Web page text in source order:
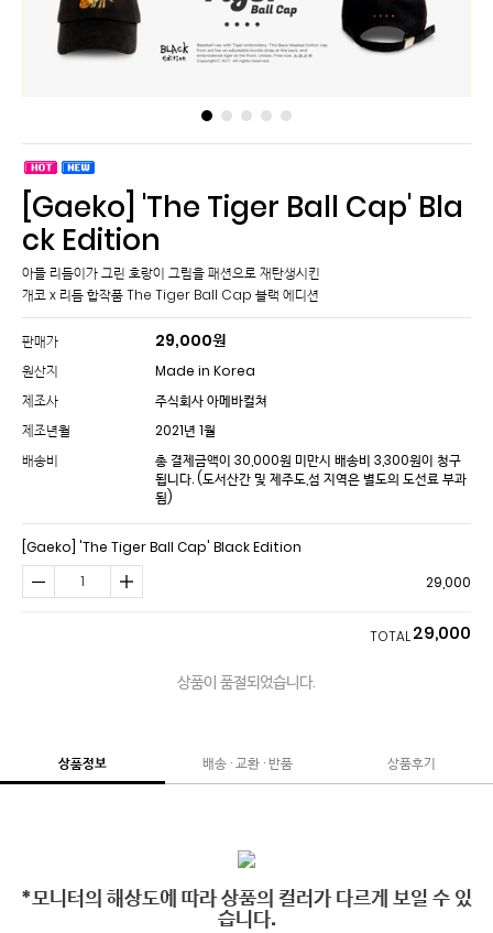
[Gaeko] 'The Tiger Ball Cap' Bla
ck Edition
아들 리듬이가 그린 호랑이 그림을 패션으로 재탄생시킨
개코 x 리듬 합작품 The Tiger Ball Cap 블랙 에디션
판매가 29,000원
원산지
Made in Korea
제조사
주식회사 아메바컬쳐
제조년월
2021년 1월
배송비
총 결제금액이 30,000원 미만시 배송비 3,300원이 청구
됩니다.(도서산간 및 제주도,섬 지역은 별도의 도선료 부과
됨)
[Gaeko] 'The Tiger Ball Cap' Black Edition
29,000
TOTAL29,000
상품이 품절되었습니다.
상품정보 배송 · 교환 · 반품 상품후기
*모니터의 해상도에 따라 상품의 컬러가 다르게 보일 수 있
습니다.